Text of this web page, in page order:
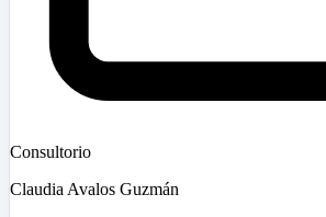
Consultorio
Claudia Avalos Guzmán